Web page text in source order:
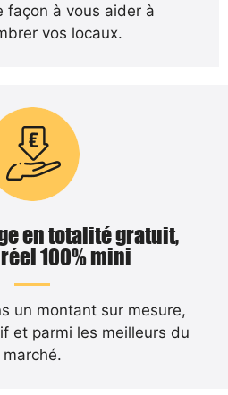
façon à vous aider à
vos locaux.
en totalité gratuit,
100% mini
un montant sur mesure,
et parmi les meilleurs du
marché.